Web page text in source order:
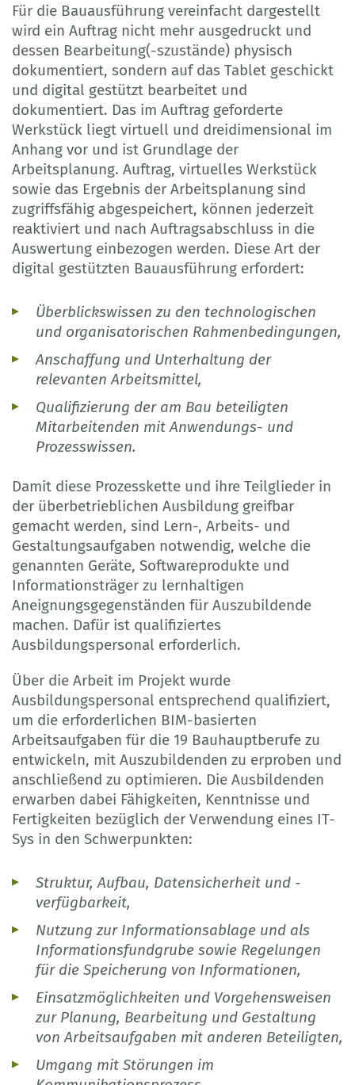
Für die Bauausführung vereinfacht dargestellt
wird ein Auftrag nicht mehr ausgedruckt und
dessen Bearbeitung(-szustände) physisch
dokumentiert, sondern auf das Tablet geschickt
und digital gestützt bearbeitet und
dokumentiert. Das im Auftrag geforderte
Werkstück liegt virtuell und dreidimensional im
Anhang vor und ist Grundlage der
Arbeitsplanung. Auftrag, virtuelles Werkstück
sowie das Ergebnis der Arbeitsplanung sind
zugriffsfähig abgespeichert, können jederzeit
reaktiviert und nach Auftragsabschluss in die
Auswertung einbezogen werden. Diese Art der
digital gestützten Bauausführung erfordert:
Überblickswissen zu den technologischen
und organisatorischen Rahmenbedingungen,
Anschaffung und Unterhaltung der
relevanten Arbeitsmittel,
Qualifizierung der am Bau beteiligten
Mitarbeitenden mit Anwendungs- und
Prozesswissen.
Damit diese Prozesskette und ihre Teilglieder in
der überbetrieblichen Ausbildung greifbar
gemacht werden, sind Lern-, Arbeits- und
Gestaltungsaufgaben notwendig, welche die
genannten Geräte, Softwareprodukte und
Informationsträger zu lernhaltigen
Aneignungsgegenständen für Auszubildende
machen. Dafür ist qualifiziertes
Ausbildungspersonal erforderlich.
Über die Arbeit im Projekt wurde
Ausbildungspersonal entsprechend qualifiziert,
um die erforderlichen BIM-basierten
Arbeitsaufgaben für die 19 Bauhauptberufe zu
entwickeln, mit Auszubildenden zu erproben und
anschließend zu optimieren. Die Ausbildenden
erwarben dabei Fähigkeiten, Kenntnisse und
Fertigkeiten bezüglich der Verwendung eines IT-
Sys in den Schwerpunkten:
Struktur, Aufbau, Datensicherheit und -
verfügbarkeit,
Nutzung zur Informationsablage und als
Informationsfundgrube sowie Regelungen
für die Speicherung von Informationen,
Einsatzmöglichkeiten und Vorgehensweisen
zur Planung, Bearbeitung und Gestaltung
von Arbeitsaufgaben mit anderen Beteiligten,
Umgang mit Störungen im